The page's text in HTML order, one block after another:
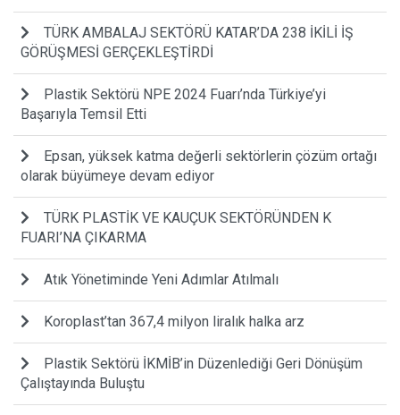
TÜRK AMBALAJ SEKTÖRÜ KATAR’DA 238 İKİLİ İŞ
GÖRÜŞMESİ GERÇEKLEŞTİRDİ
Plastik Sektörü NPE 2024 Fuarı’nda Türkiye’yi
Başarıyla Temsil Etti
Epsan, yüksek katma değerli sektörlerin çözüm ortağı
olarak büyümeye devam ediyor
TÜRK PLASTİK VE KAUÇUK SEKTÖRÜNDEN K
FUARI’NA ÇIKARMA
Atık Yönetiminde Yeni Adımlar Atılmalı
Koroplast’tan 367,4 milyon liralık halka arz
Plastik Sektörü İKMİB’in Düzenlediği Geri Dönüşüm
Çalıştayında Buluştu